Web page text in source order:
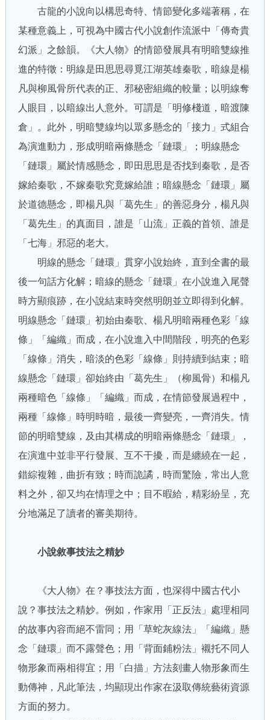
古龍的小說向以構思奇特、情節變化多端著稱，在
某種意義上，可視為中國古代小說創作流派中「傳奇貴
幻派」之餘韻。《大人物》的情節發展具有明暗雙線推
進的特徵：明線是田思思尋覓江湖英雄秦歌，暗線是楊
凡與柳風骨所代表的正、邪秘密組織的較量；以明線奪
人眼目，以暗線出人意外。可謂是「明修棧道，暗渡陳
倉」。此外，明暗雙線均以眾多懸念的「接力」式組合
為演進動力，形成明暗兩條懸念「鏈環」；明線懸念
「鏈環」屬於情感懸念，即田思思是否找到秦歌，是否
嫁給秦歌，不嫁秦歌究竟嫁給誰；暗線懸念「鏈環」屬
於道德懸念，即楊凡與「葛先生」的善惡身分，楊凡與
「葛先生」的真面目，誰是「山流」正義的首領、誰是
「七海」邪惡的老大。
明線的懸念「鏈環」貫穿小說始終，直到全書的最
後一句話方化解；暗線的懸念「鏈環」在小說進入尾聲
時方顯痕跡，在小說結束時突然明朗並立即得到化解。
明線懸念「鏈環」初始由秦歌、楊凡明暗兩種色彩「線
條」「編織」而成，在小說進入中間階段，明亮的色彩
「線條」消失，暗淡的色彩「線條」則持續到結束；暗
線懸念「鏈環」卻始終由「葛先生」（柳風骨）和楊凡
兩種暗色「線條」「編織」而成，在情節發展過程中，
兩種「線條」時明時暗，最後一齊變亮，一齊消失。情
節的明暗雙線，及由其構成的明暗兩條懸念「鏈環」，
在演進中並非平行發展、互不干擾，而是纏繞在一起，
錯綜複雜，曲折有致；時而詭譎，時而驚險，常出人意
料之外，卻又均在情理之中；目不暇給，精彩紛呈，充
分地滿足了讀者的審美期待。
小說敘事技法之精妙
《大人物》在？事技法方面，也深得中國古代小
說？事技法之精妙。例如，作家用「正反法」處理相同
的故事內容而絕不雷同；用「草蛇灰線法」「編織」懸
念「鏈環」而不露聲色；用「背面鋪粉法」襯托不同人
物形象而兩相得宜；用「白描」方法刻畫人物形象而生
動傳神，凡此筆法，均顯現出作家在汲取傳統藝術資源
方面的努力。